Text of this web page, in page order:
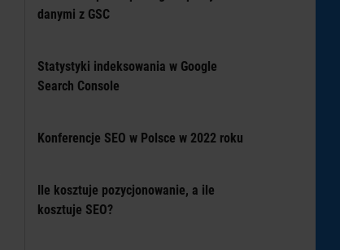
danymi z GSC
Statystyki indeksowania w Google
Search Console
Konferencje SEO w Polsce w 2022 roku
Ile kosztuje pozycjonowanie, a ile
kosztuje SEO?